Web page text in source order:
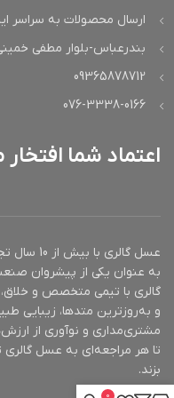
ارسال محصولات به سراسر
بندرعباس-بلوار مطفی
09365878712
076-3338-0166
اعتماد شما
عسل
به عنوان یکی از پیشروان
گالری با تیمی متخصص و خلاق،
و به‌روزترین متدها، زیبایی
مشتری‌مداری و نوآوری از
تا هر مراجعه‌ای به عسل گالری
بزند.
0